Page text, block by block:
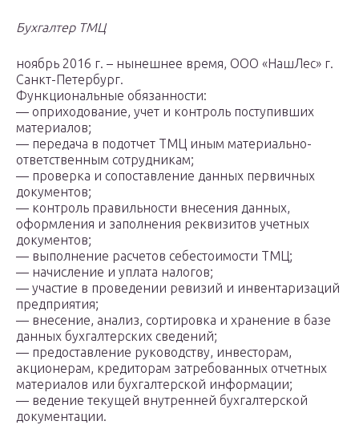
Бухгалтер ТМЦ
ноябрь 2016 г. – нынешнее время, ООО «НашЛес» г.
Санкт-Петербург.
Функциональные обязанности:
— оприходование, учет и контроль поступивших
материалов;
— передача в подотчет ТМЦ иным материально-
ответственным сотрудникам;
— проверка и сопоставление данных первичных
документов;
— контроль правильности внесения данных,
оформления и заполнения реквизитов учетных
документов;
— выполнение расчетов себестоимости ТМЦ;
— начисление и уплата налогов;
— участие в проведении ревизий и инвентаризаций
предприятия;
— внесение, анализ, сортировка и хранение в базе
данных бухгалтерских сведений;
— предоставление руководству, инвесторам,
акционерам, кредиторам затребованных отчетных
материалов или бухгалтерской информации;
— ведение текущей внутренней бухгалтерской
документации.